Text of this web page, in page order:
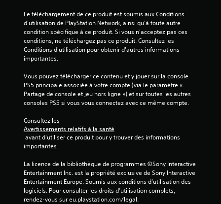
l
e
u
r
(
7
Le téléchargement de ce produit est soumis aux Conditions
d'utilisation de PlayStation Network, ainsi qu'à toute autre
condition spécifique à ce produit. Si vous n'acceptez pas ces
conditions, ne téléchargez pas ce produit. Consultez les
Conditions d'utilisation pour obtenir d'autres informations
importantes.
Vous pouvez télécharger ce contenu et y jouer sur la console
PS5 principale associée à votre compte (via le paramètre «
Partage de console et jeu hors ligne ») et sur toutes les autres
consoles PS5 si vous vous connectez avec ce même compte.
Consultez les
Avertissements relatifs à la santé
importantes.
La licence de la bibliothèque de programmes ©Sony Interactive
Entertainment Inc. est la propriété exclusive de Sony Interactive
Entertainment Europe. Soumis aux conditions d’utilisation des
logiciels. Pour consulter les droits d’utilisation complets,
rendez-vous sur eu.playstation.com/legal.